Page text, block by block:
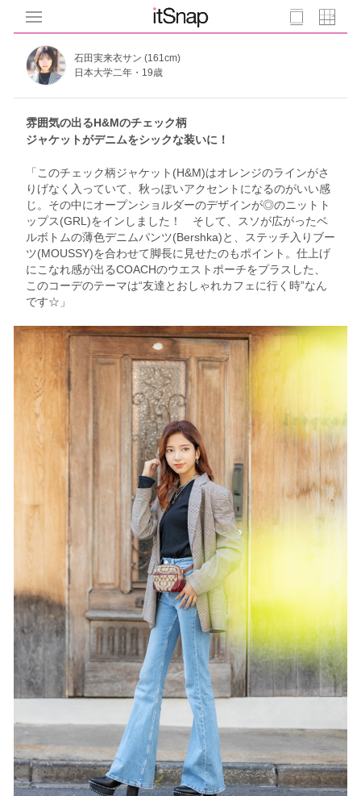
石田実来衣サン (161cm)
日本大学二年・19歳
雰囲気の出るH&Mのチェック柄
ジャケットがデニムをシックな装いに！
「このチェック柄ジャケット(H&M)はオレンジのラインがさ
りげなく入っていて、秋っぽいアクセントになるのがいい感
じ。その中にオープンショルダーのデザインが◎のニットト
ップス(GRL)をインしました！ そして、スソが広がったベ
ルボトムの薄色デニムパンツ(Bershka)と、ステッチ入りブー
ツ(MOUSSY)を合わせて脚長に見せたのもポイント。仕上げ
にこなれ感が出るCOACHのウエストポーチをプラスした、
このコーデのテーマは“友達とおしゃれカフェに行く時”なん
です☆」